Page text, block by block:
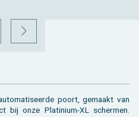
VOLGENDE
poort, ge­maakt van
bij onze Pla­ti­ni­um-XL scher­men.